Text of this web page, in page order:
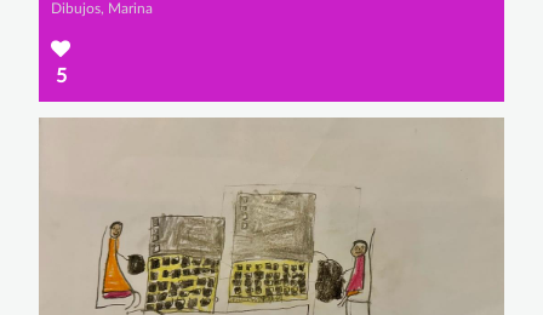
Dibujos, Marina
5